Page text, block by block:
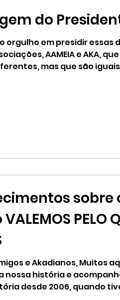
do
orgulho em presidir essas
AAMEIA e AKA,
mas que são
sobre
PELO
e Akadianos, Muitos
nossa história e
desde 2006, quando